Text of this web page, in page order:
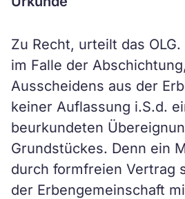
Zu Recht, urteilt das
im Falle der
Ausscheidens aus der
keiner Auflassung i.S.d.
beurkundeten
Grundstückes. Denn ein
durch formfreien Vertrag
der Erbengemeinschaft